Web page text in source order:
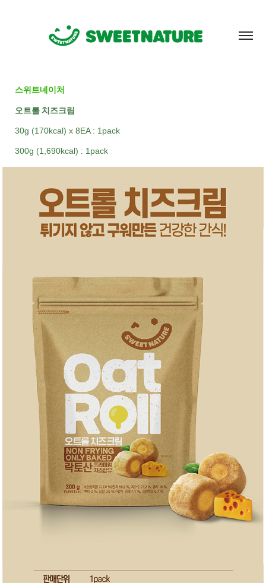
스위트네이처
오트롤 치즈크림
30g (170kcal) x 8EA : 1pack
300g (1,690kcal) : 1pack